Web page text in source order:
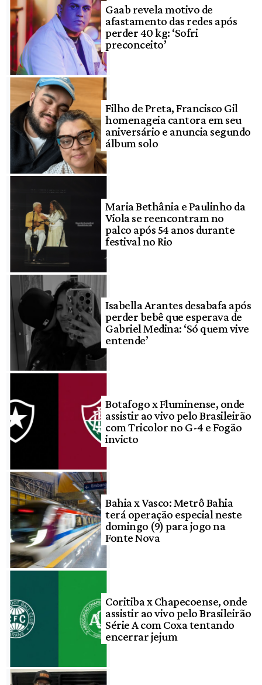
Gaab revela motivo de
afastamento das redes após
perder 40 kg: ‘Sofri
preconceito’
Filho de Preta, Francisco Gil
homenageia cantora em seu
aniversário e anuncia segundo
álbum solo
Maria Bethânia e Paulinho da
Viola se reencontram no
palco após 54 anos durante
festival no Rio
Isabella Arantes desabafa após
perder bebê que esperava de
Gabriel Medina: ‘Só quem vive
entende’
Botafogo x Fluminense, onde
assistir ao vivo pelo Brasileirão
com Tricolor no G-4 e Fogão
invicto
Bahia x Vasco: Metrô Bahia
terá operação especial neste
domingo (9) para jogo na
Fonte Nova
Coritiba x Chapecoense, onde
assistir ao vivo pelo Brasileirão
Série A com Coxa tentando
encerrar jejum